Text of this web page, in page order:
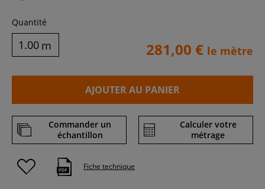
Quantité
m 281,00 € le mètre
AJOUTER AU PANIER
Commander un
échantillon
Calculer votre
métrage
Fiche technique